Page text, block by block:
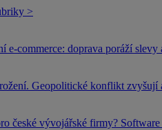
>
e-commerce: doprava poráží slevy
Geopolitické konflikt zvyšují
české vývojářské firmy?